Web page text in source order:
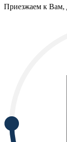
Приезжаем к Вам,